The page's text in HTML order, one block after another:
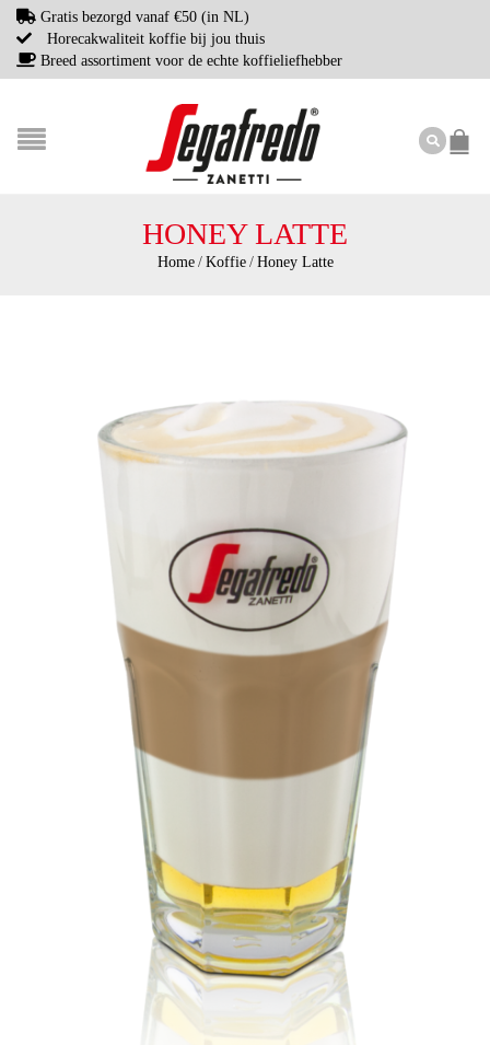
Gratis bezorgd vanaf €50 (in NL)
Horecakwaliteit koffie bij jou thuis
Breed assortiment voor de echte koffieliefhebber
HONEY LATTE
Home / Koffie / Honey Latte